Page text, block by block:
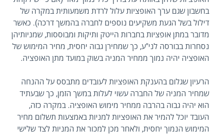
בחשבון שגם ערך האופציות עלול לרדת משמעותית במקרה של
דילול בשל הגעת משקיעים נוספים לחברה בהמשך דרכה). כאשר
מדובר במתן אופציות בחברות הייטק ותיקות ומבוססות, שמניותיהן
נסחרות בבורסה לני"ע, כך שמחירן גבוה יחסית, מחיר המימוש של
האופציה יהיה נמוך ממחיר המניה בשוק במועד מתן האופציה.
הרעיון שגלום בהענקת האופציות לעובדים מתבסס על ההנחה
שמחיר המניה של החברה עשוי לעלות במשך הזמן, כך שבעתיד
הוא יהיה גבוה בהרבה ממחיר מימוש האופציה. במקרה כזה,
העובד יוכל להמיר את האופציות למניות באמצעות תשלום מחיר
המימוש הנמוך יחסית, ולאחר מכן למכור את המניות לצד שלישי